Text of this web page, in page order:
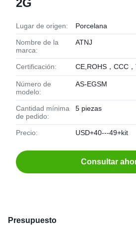
2G
Lugar de origen: Porcelana
Nombre de la
marca:
ATNJ
Certificación: CE,ROHS，CCC
Número de
modelo:
AS-EGSM
Cantidad mínima
de pedido:
5 piezas
Precio: USD+40---49+kit
Consultar
Presupuesto